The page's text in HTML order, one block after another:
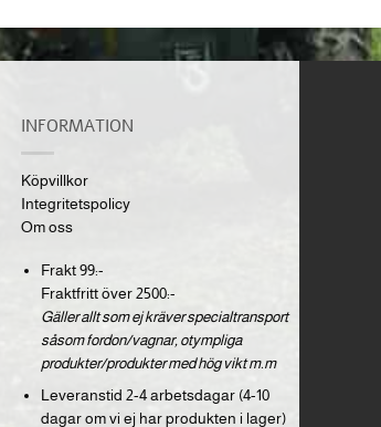
INFORMATION
Köpvillkor
Integritetspolicy
Om oss
Frakt 99:-
Fraktfritt över 2500:-
Gäller allt som ej kräver specialtransport
såsom fordon/vagnar, otympliga
produkter/produkter med hög vikt m.m
Leveranstid 2-4 arbetsdagar (4-10
dagar om vi ej har produkten i lager)